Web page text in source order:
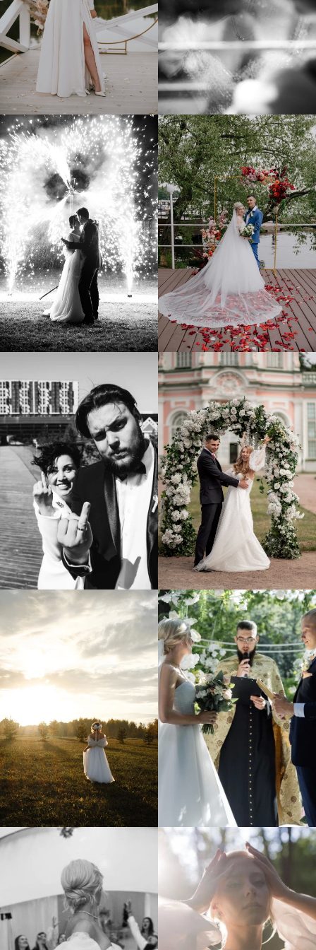
СОЦ.СЕТИ
ТЕЛЕФОН
+7 925 370 18 44
ПОЧТА
Kultura.wedding@yandex.ru
Все права защищены
Перепечатка и цитирование материалов запрещены
Политика конфиденциальности
ОРГАНИЗАЦИЯ СВАДЬБЫ
Свадьба под ключ
Недорогие свадьбы
Камерная свадьба
УСЛУГИ
Оформление свадьбы
Выездная регистрация
Свадебный организатор
Фотосъемка
Банкет на свадьбу
Свадьба на теплоходе
Аренда декора
О НАС
О нас
Цены на услуги
Отзывы